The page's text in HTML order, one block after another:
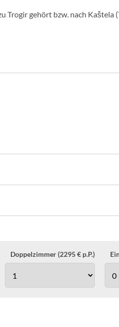
Trogir gehört bzw. nach Kaštela
Doppelzimmer (2295 € p.P.)